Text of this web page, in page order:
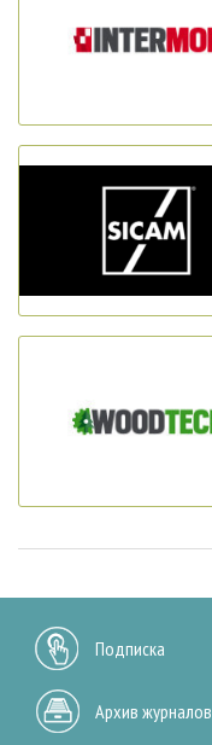
Подписка
Архив журналов